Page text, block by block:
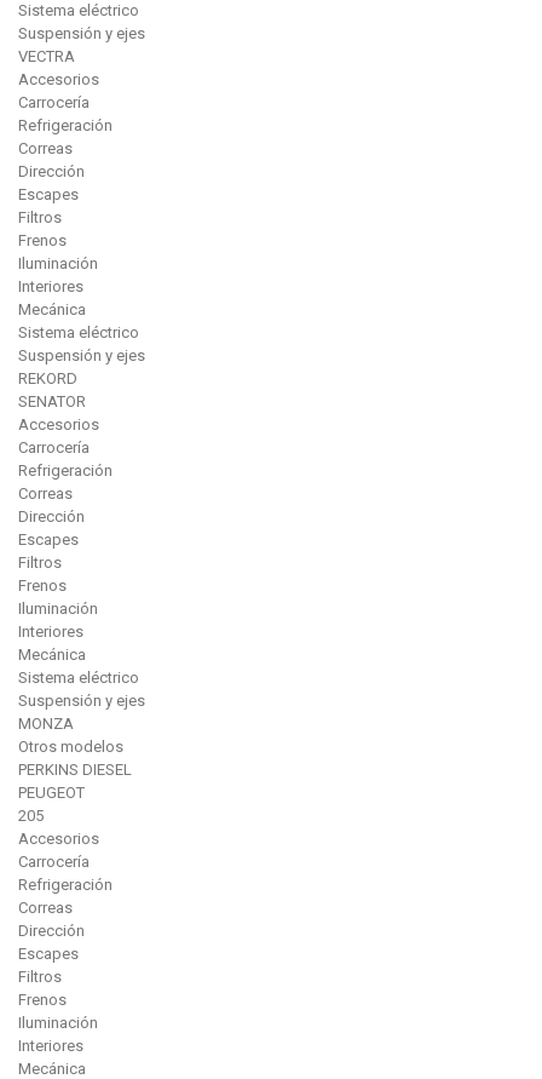
Sistema eléctrico
Suspensión y ejes
VECTRA
Accesorios
Carrocería
Refrigeración
Correas
Dirección
Escapes
Filtros
Frenos
Iluminación
Interiores
Mecánica
Sistema eléctrico
Suspensión y ejes
REKORD
SENATOR
Accesorios
Carrocería
Refrigeración
Correas
Dirección
Escapes
Filtros
Frenos
Iluminación
Interiores
Mecánica
Sistema eléctrico
Suspensión y ejes
MONZA
Otros modelos
PERKINS DIESEL
PEUGEOT
205
Accesorios
Carrocería
Refrigeración
Correas
Dirección
Escapes
Filtros
Frenos
Iluminación
Interiores
Mecánica